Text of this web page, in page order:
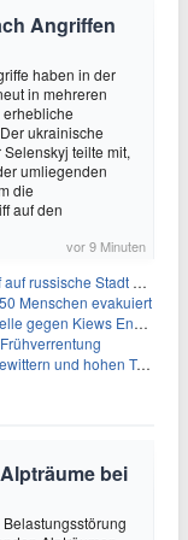
Angriffen
haben in der
in mehreren
ukrainische
teilte mit,
umliegenden
die
auf den
vor 9 Minuten
Stadt Belgorod
Menschen evakuiert
Kiews Energieinfrastruktur
hohen Temperaturen
bei